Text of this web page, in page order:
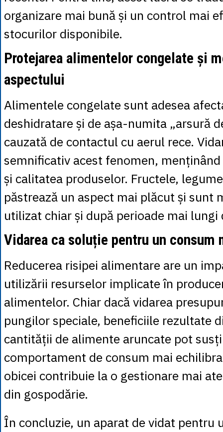
organizare mai bună și un control mai
stocurilor disponibile.
Protejarea alimentelor congelate și
aspectului
Alimentele congelate sunt adesea
deshidratare și de așa-numita „arsură
cauzată de contactul cu aerul rece.
semnificativ acest fenomen,
și calitatea produselor. Fructele,
păstrează un aspect mai plăcut și sunt
utilizat chiar și după perioade mai lungi
Vidarea ca soluție pentru un consum
Reducerea risipei alimentare are un
utilizării resurselor implicate în
alimentelor. Chiar dacă vidarea
pungilor speciale, beneficiile rezultate
cantității de alimente aruncate pot
comportament de consum mai
obicei contribuie la o gestionare mai
din gospodărie.
În concluzie, un aparat de vidat pentru